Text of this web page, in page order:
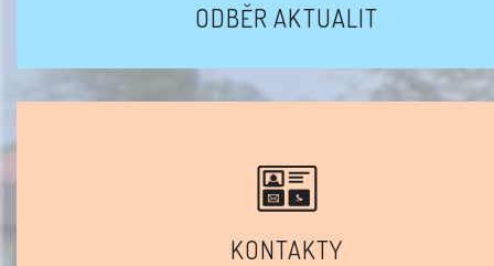
ODBĚR AKTUALIT
KONTAKTY